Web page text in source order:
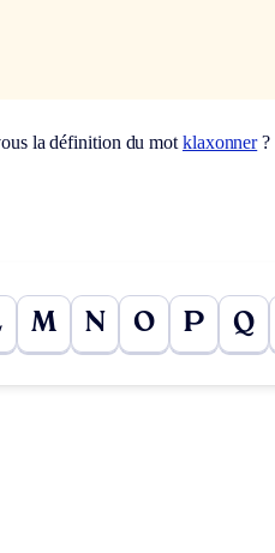
la définition du mot klaxonner?
M N O P Q